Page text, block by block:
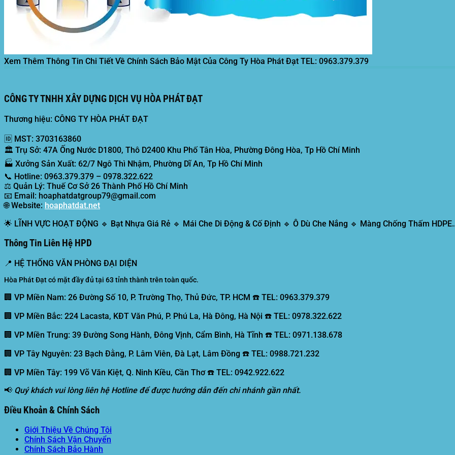
Xem Thêm Thông Tin Chi Tiết Về Chính Sách Bảo Mật Của Công Ty Hòa Phát Đạt TEL: 0963.379.379
CÔNG TY TNHH XÂY DỰNG DỊCH VỤ HÒA PHÁT ĐẠT
Thương hiệu: CÔNG TY HÒA PHÁT ĐẠT
🆔 MST: 3703163860
🏛️ Trụ Sở: 47A Ống Nước D1800, Thô D2400 Khu Phố Tân Hòa, Phường Đông Hòa, Tp Hồ Chí Minh
🏭 Xưởng Sản Xuất: 62/7 Ngô Thì Nhậm, Phường Dĩ An, Tp Hồ Chí Minh
📞 Hotline: 0963.379.379 – 0978.322.622
⚖️ Quản Lý: Thuế Cơ Sở 26 Thành Phố Hồ Chí Minh
📧 Email: hoaphatdatgroup79@gmail.com
🌐Website: hoaphatdat.net
🌟 LĨNH VỰC HOẠT ĐỘNG 🔹 Bạt Nhựa Giá Rẻ 🔹 Mái Che Di Động & Cố Định 🔹 Ô Dù Che Nắng 🔹 Màng Chống Thấm
Thông Tin Liên Hệ HPD
📍 HỆ THỐNG VĂN PHÒNG ĐẠI DIỆN
Hòa Phát Đạt có mặt đầy đủ tại 63 tỉnh thành trên toàn quốc.
🏢 VP Miền Nam: 26 Đường Số 10, P. Trường Thọ, Thủ Đức, TP. HCM ☎️ TEL: 0963.379.379
🏢 VP Miền Bắc: 224 Lacasta, KĐT Văn Phú, P. Phú La, Hà Đông, Hà Nội ☎️ TEL: 0978.322.622
🏢 VP Miền Trung: 39 Đường Song Hành, Đông Vịnh, Cẩm Bình, Hà Tĩnh ☎️ TEL: 0971.138.678
🏢 VP Tây Nguyên: 23 Bạch Đằng, P. Lâm Viên, Đà Lạt, Lâm Đồng ☎️ TEL: 0988.721.232
🏢 VP Miền Tây: 199 Võ Văn Kiệt, Q. Ninh Kiều, Cần Thơ ☎️ TEL: 0942.922.622
📢 Quý khách vui lòng liên hệ Hotline để được hướng dẫn đến chi nhánh gần nhất.
Điều Khoản & Chính Sách
Giới Thiệu Về Chúng Tôi
Chính Sách Vận Chuyển
Chính Sách Bảo Hành